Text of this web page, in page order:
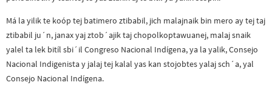
Má la yilik te koóp tej batimero ztibabil, jich malajnaik bin mero ay tej taj
ztibabil ju´n, janax yaj ztob´ajik taj chopolkoptawuanej, malaj snaik
yalel ta lek bitíl sbi´il Congreso Nacional Indígena, ya la yalik, Consejo
Nacional Indigenista y jalaj tej kalal yas kan stojobtes yalaj sch´a, yal
Consejo Nacional Indígena.